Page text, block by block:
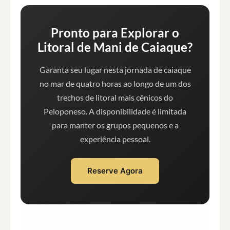
Pronto para Explorar o
Litoral de Mani de Caiaque?
Garanta seu lugar nesta jornada de caiaque
no mar de quatro horas ao longo de um dos
trechos de litoral mais cênicos do
Peloponeso. A disponibilidade é limitada
para manter os grupos pequenos e a
experiência pessoal.
Reserve Agora